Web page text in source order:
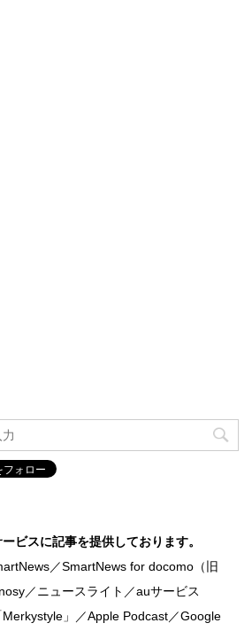
ビスに記事を提供しております。
／SmartNews for docomo（旧
／ニュースライト／auサービス
」／Apple Podcast／Google